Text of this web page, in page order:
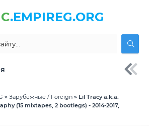
.EMPIREG.ORG
» Зарубежные / Foreign » Lil Tracy a.k.a.
(15 mixtapes, 2 bootlegs) - 2014-2017,